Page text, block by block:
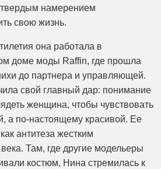
намерением
свою жизнь.
она работала в
доме моды Raffin, где прошла
до партнера и управляющей.
свой главный дар: понимание
женщина, чтобы чувствовать
а по-настоящему красивой. Ее
антитеза жестким
Там, где другие модельеры
костюм, Нина стремилась к